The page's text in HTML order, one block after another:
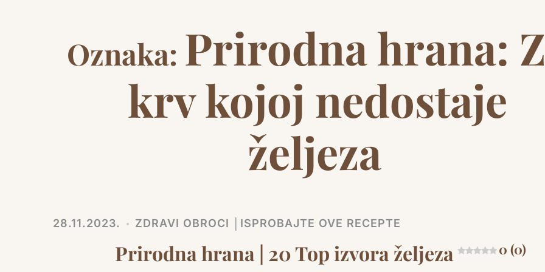
Oznaka: Prirodna hrana:
krv kojoj nedostaje
željeza
28.11.2023. ZDRAVI OBROCI │ISPROBAJTE OVE RECEPTE
Prirodna hrana | 20 Top izvora željeza 0 (0)